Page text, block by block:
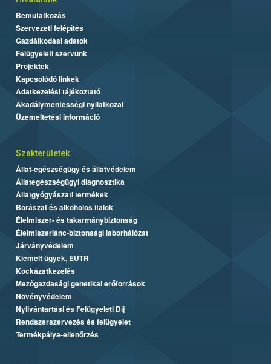
Bemutatkozás
Szervezeti felépítés
Gazdálkodási adatok
Felügyeleti szervünk
Projektek
Kapcsolódó linkek
Adatkezelési tájékoztató
Akadálymentességi nyilatkozat
Üzemeltetési információ
Szakterületek
Állat-egészségügy és állatvédelem
Állategészségügyi diagnosztika
Állatgyógyászati termékek
Borászat és alkoholos italok
Élelmiszer- és takarmánybiztonság
Élelmiszerlánc-biztonsági laborhálózat
Járványvédelem
Kiemelt ügyek, EUTR
Kockázatkezelés
Mezőgazdasági genetikai erőforrások
Növényvédelem
Nyilvántartási és Felügyeleti Díj
Rendszerszervezés és felügyelet
Termékpálya-ellenőrzés